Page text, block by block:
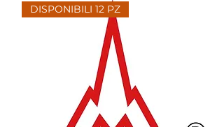
DISPONIBILI 12 PZ